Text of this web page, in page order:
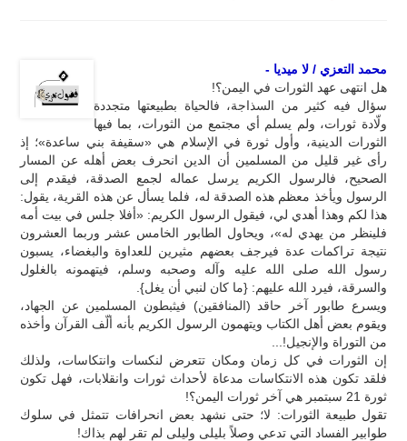
محمد التعزي / لا ميديا -
هل انتهى عهد الثورات في اليمن؟!
سؤال فيه كثير من السذاجة، فالحياة بطبيعتها متجددة
ولّادة ثورات، ولم يسلم أي مجتمع من الثورات، بما فيها
الثورات الدينية، وأول ثورة في الإسلام هي «سقيفة بني ساعدة»؛ إذ
رأى غير قليل من المسلمين أن الدين انحرف بعض أهله عن المسار
الصحيح، فالرسول الكريم يرسل عماله لجمع الصدقة، فيقدم إلى
الرسول ويأخذ معظم هذه الصدقة له، فلما يسأل عن هذه القرية، يقول:
هذا لكم وهذا أهدي لي، فيقول الرسول الكريم: «أفلا جلس في بيت أمه
فلينظر من يهدي له»، ويحاول الطابور الخامس عشر وربما العشرون
نتيجة تراكمات عدة فيرجف بعضهم مثيرين للعداوة والبغضاء، يسبون
رسول الله صلى الله عليه وآله وصحبه وسلم، فيتهمونه بالغلول
والسرقة، فيرد الله عليهم: {ما كان لنبي أن يغل}.
ويسرع طابور آخر حاقد (المنافقين) فيثبطون المسلمين عن الجهاد،
ويقوم بعض أهل الكتاب ويتهمون الرسول الكريم بأنه ألّف القرآن وأخذه
من التوراة والإنجيل!...
إن الثورات في كل زمان ومكان تتعرض لنكسات وانتكاسات، ولذلك
فلقد تكون هذه الانتكاسات مدعاة لأحداث ثورات وانقلابات، فهل تكون
ثورة 21 سبتمبر هي آخر ثورات اليمن؟!
تقول طبيعة الثورات: لا؛ حتى نشهد بعض انحرافات تتمثل في سلوك
طوابير الفساد التي تدعي وصلاً بليلى وليلى لم تقر لهم بذاك!